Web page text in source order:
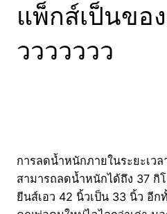
แพ็กส์เป็นขอ
ววววววว
การลดน้ำหนักภายในระยะเว
สามารถลดน้ำหนักได้ถึง 37 กิ
ยีนส์เอว 42 นิ้วเป็น 33 นิ้ว อีก